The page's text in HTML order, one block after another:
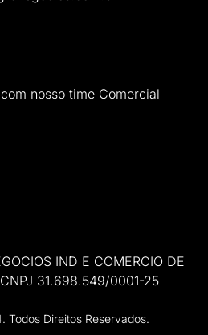
nosso time Comercial
IND E COMERCIO DE
31.698.549/0001-25
Direitos Reservados.